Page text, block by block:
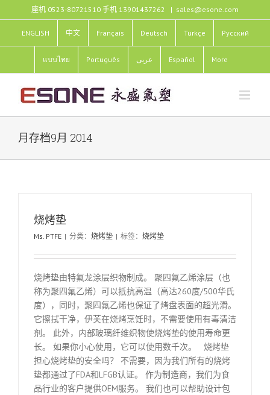
过
容
座机 0523-80721510 手机 13901437262 | sales@esone.com
ENGLISH 中文 Français Deutsch Türkçe Pусский
แบบไทย Português عربى Español More
月存档9月 2014
烧烤垫
Ms. PTFE | 分类： 烧烤垫 | 标签： 烧烤垫
烧烤垫由特氟龙涂层织物制成。 聚四氟乙烯涂层（也
称为聚四氟乙烯）可以抵抗高温（高达260度/500华氏
度），同时，聚四氟乙烯也保证了烤盘表面的超光滑。
它擦拭干净，伊芙在烧烤烹饪时，不需要使用有毒清洁
剂。 此外，内部玻璃纤维织物使烧烤垫的使用寿命更
长。 如果你小心使用，它可以使用数千次。 烧烤垫
担心烧烤垫的安全吗？ 不需要，因为我们所有的烧烤
垫都通过了FDA和LFGB认证。 作为制造商，我们为食
品行业的客户提供OEM服务。 我们也可以帮助设计包